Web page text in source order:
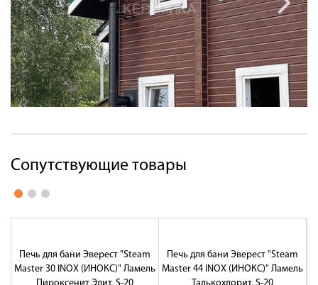
Сопутствующие товары
Печь для бани Эверест "Steam
Master 30 INOX (ИНОКС)" Ламель
Печь для бани Эверест "Steam
Master 44 INOX (ИНОКС)" Ламель